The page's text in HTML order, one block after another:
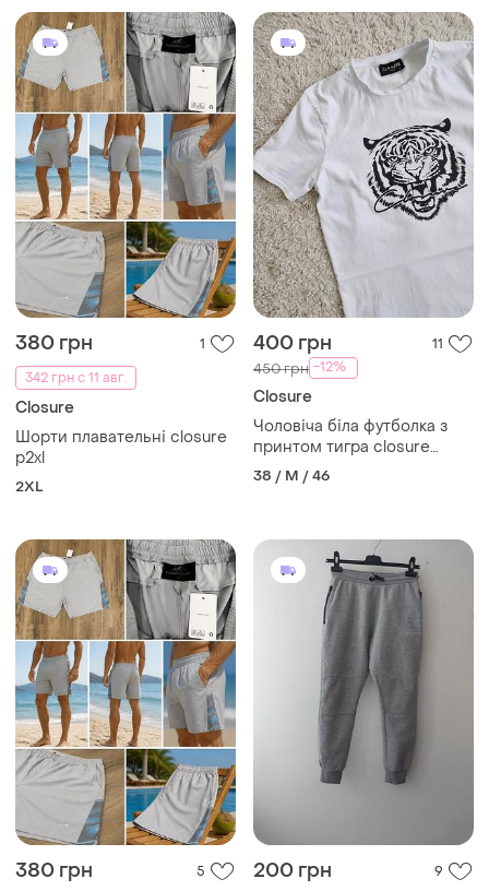
380 грн
1
342 грн с 11 авг.
Closure
Шорти плавательні closure
p2xl
2XL
400 грн 11
450 грн -12%
Closure
Чоловіча біла футболка з
принтом тигра closure
london
38 / M / 46
380 грн 5 200 грн
9